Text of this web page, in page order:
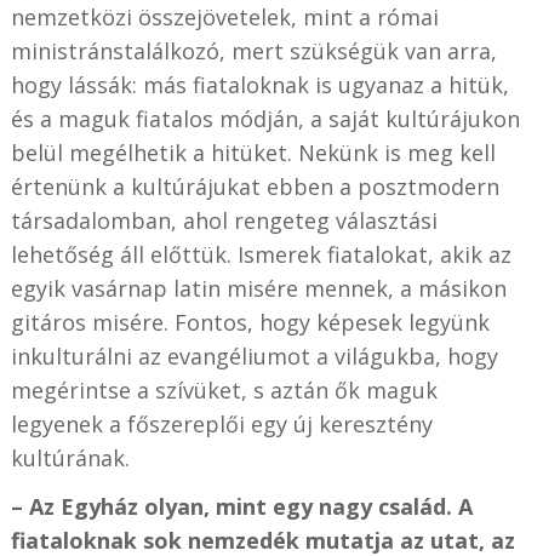
nemzetközi összejövetelek, mint a római
ministránstalálkozó, mert szükségük van arra,
hogy lássák: más fiataloknak is ugyanaz a hitük,
és a maguk fiatalos módján, a saját kultúrájukon
belül megélhetik a hitüket. Nekünk is meg kell
értenünk a kultúrájukat ebben a posztmodern
társadalomban, ahol rengeteg választási
lehetőség áll előttük. Ismerek fiatalokat, akik az
egyik vasárnap latin misére mennek, a másikon
gitáros misére. Fontos, hogy képesek legyünk
inkulturálni az evangéliumot a világukba, hogy
megérintse a szívüket, s aztán ők maguk
legyenek a főszereplői egy új keresztény
kultúrának.
– Az Egyház olyan, mint egy nagy család. A
fiataloknak sok nemzedék mutatja az utat, az